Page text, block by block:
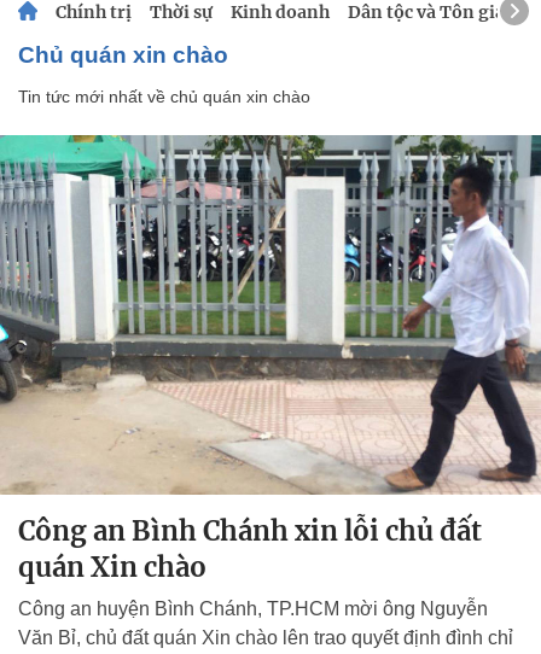
Chính trị Thời sự Kinh doanh Dân tộc và Tôn giáo
chủ quán xin chào
Tin tức mới nhất về chủ quán xin chào
Công an Bình Chánh xin lỗi chủ đất
quán Xin chào
Công an huyện Bình Chánh, TP.HCM mời ông Nguyễn
Văn Bỉ, chủ đất quán Xin chào lên trao quyết định đình chỉ